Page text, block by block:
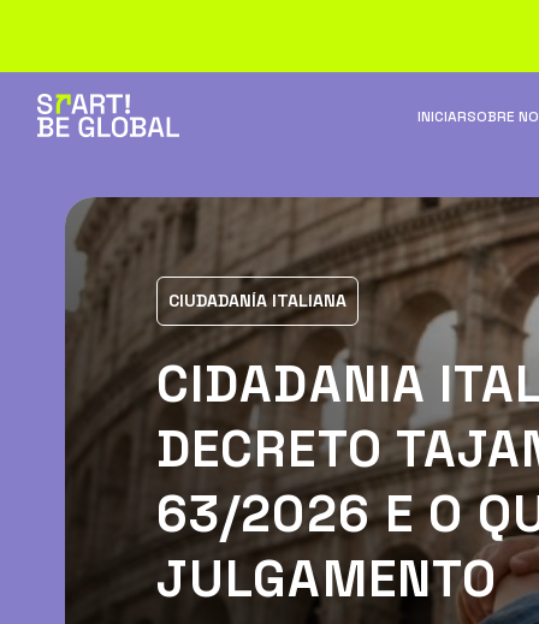
INICIARSOBRE
CIUDADANÍA ITALIANA
CIDADANIA
DECRETO
63/2026 E O
JULGAMENTO